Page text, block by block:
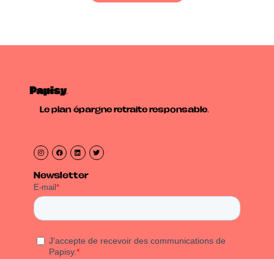
Le plan épargne retraite responsable.
Newsletter